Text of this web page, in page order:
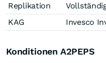
Replikation
KAG
Invesco
Konditionen A2PEPS